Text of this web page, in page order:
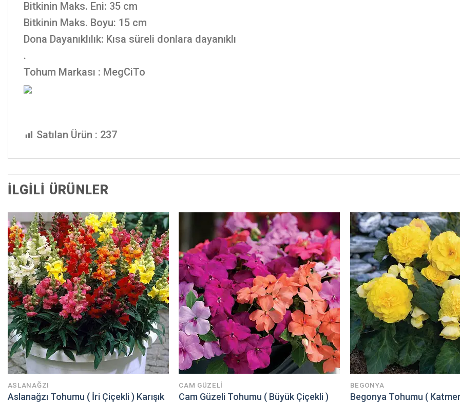
Bitkinin Maks. Eni: 35 cm
Bitkinin Maks. Boyu: 15 cm
Dona Dayanıklılık: Kısa süreli donlara dayanıklı
.
Tohum Markası : MegCiTo
Satılan Ürün : 237
İLGILI ÜRÜNLER
ASLANAĞZI
Aslanağzı Tohumu ( İri Çiçekli ) Karışık
CAM GÜZELI
Cam Güzeli Tohumu ( Büyük Çiçekli )
BEGONYA
Begonya Tohumu (